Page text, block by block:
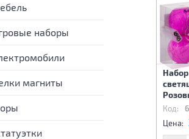
наборы
магниты
светящихся 10 шт 6 см
Код:
Цена: